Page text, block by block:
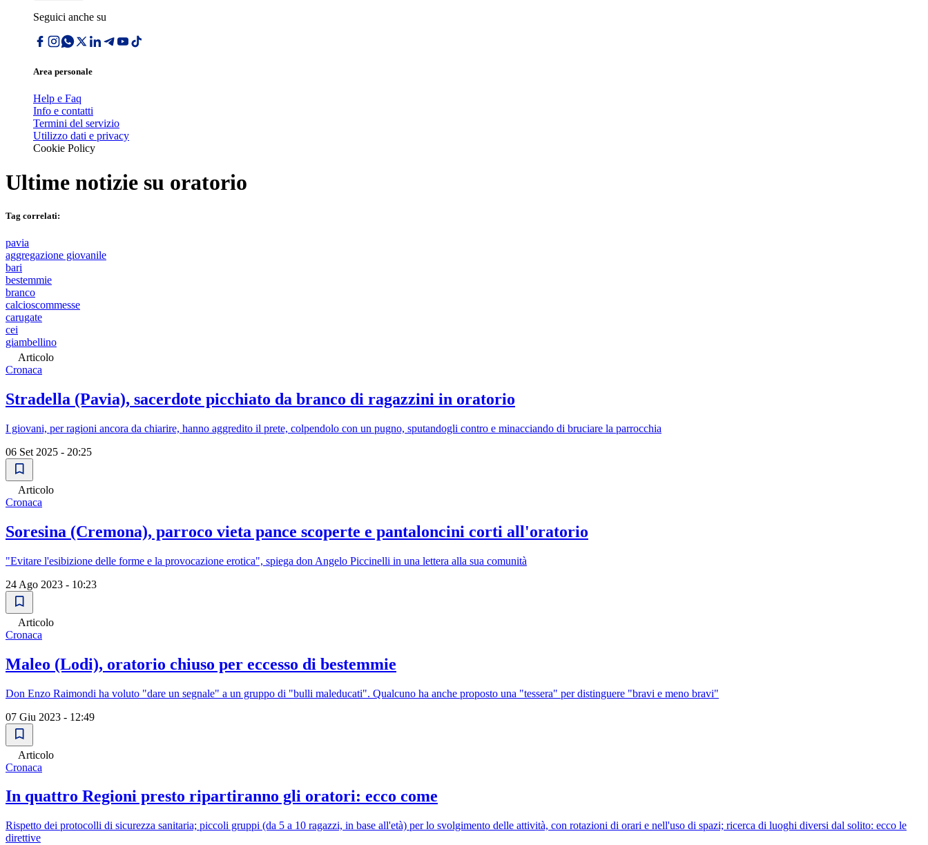
Seguici anche su
Area personale
Help e Faq
Info e contatti
Termini del servizio
Utilizzo dati e privacy
Cookie Policy
Ultime notizie su oratorio
Tag correlati:
pavia
aggregazione giovanile
bari
bestemmie
branco
calcioscommesse
carugate
cei
giambellino
Articolo
Cronaca
Stradella (Pavia), sacerdote picchiato da branco di ragazzini in oratorio
I giovani, per ragioni ancora da chiarire, hanno aggredito il prete, colpendolo con un pugno, sputandogli contro e minacciando di bruciare la parrocchia
06 Set 2025 - 20:25
Articolo
Cronaca
Soresina (Cremona), parroco vieta pance scoperte e pantaloncini corti all'oratorio
"Evitare l'esibizione delle forme e la provocazione erotica", spiega don Angelo Piccinelli in una lettera alla sua comunità
24 Ago 2023 - 10:23
Articolo
Cronaca
Maleo (Lodi), oratorio chiuso per eccesso di bestemmie
Don Enzo Raimondi ha voluto "dare un segnale" a un gruppo di "bulli maleducati". Qualcuno ha anche proposto una "tessera" per distinguere "bravi e meno bravi"
07 Giu 2023 - 12:49
Articolo
Cronaca
In quattro Regioni presto ripartiranno gli oratori: ecco come
Rispetto dei protocolli di sicurezza sanitaria; piccoli gruppi (da 5 a 10 ragazzi, in base all'età) per lo svolgimento delle attività, con rotazioni di orari e nell'uso di spazi; ricerca di luoghi diversi dal solito: ecco le
direttive